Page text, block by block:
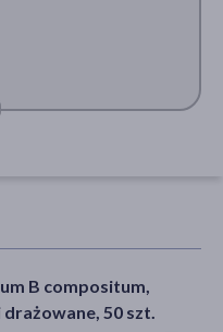
B compositum,
50 szt.